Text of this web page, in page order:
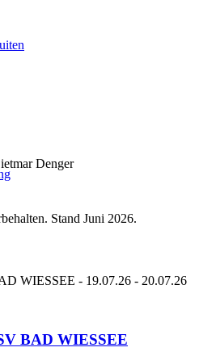
Denger
Stand Juni 2026.
WIESSEE - 19.07.26 - 20.07.26
BAD WIESSEE